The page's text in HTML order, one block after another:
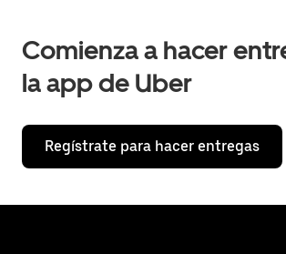
Comienza a hacer
la app de Uber
Regístrate para hacer entregas